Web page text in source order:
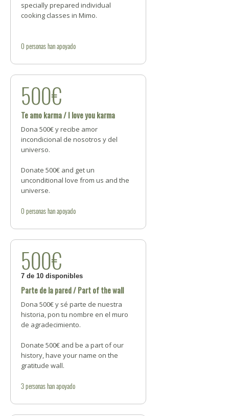
specially prepared individual
cooking classes in Mimo.
0 personashan apoyado
500€
Te amo karma / I love you karma
Dona 500€ y recibe amor
incondicional de nosotros y del
universo.
Donate 500€ and get un
unconditional love from us and the
universe.
0 personashan apoyado
500€
7 de 10 disponibles
Parte de la pared / Part of the wall
Dona 500€ y sé parte de nuestra
historia, pon tu nombre en el muro
de agradecimiento.
Donate 500€ and be a part of our
history, have your name on the
gratitude wall.
3personashan apoyado